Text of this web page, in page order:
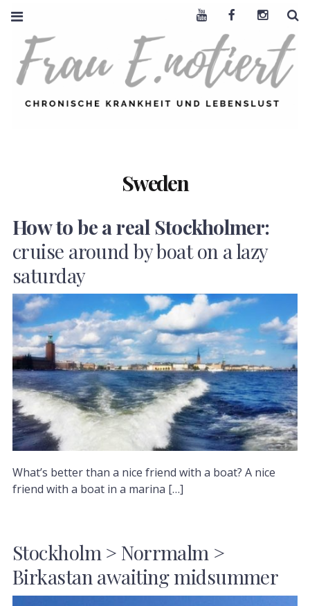
Sweden
How to be a real Stockholmer:
cruise around by boat on a lazy
saturday
What’s better than a nice friend with a boat? A nice
friend with a boat in a marina […]
Stockholm > Norrmalm >
Birkastan awaiting midsummer
Youtube Facebook